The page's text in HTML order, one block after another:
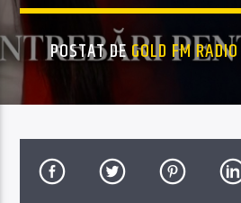
POSTAT DEGOLD FM RADIO